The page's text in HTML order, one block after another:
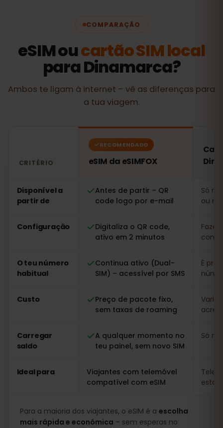
COMPARAÇÃO
eSIM oucartão SIM local
para Dinamarca?
Ambos te ligam à internet – vê as diferenças para
a tua viagem.
CRITÉRIO
RECOMENDADO
eSIM da eSIMFOX
Disponível a
partir de
Antes de partir – QR
code logo por e-mail
Só
ou
Configuração
Digitaliza o QR code,
ativo em 2 minutos
com
O teu número
habitual
Continua ativo (Dual-
SIM) – acessível por SMS
É
Custo
Preço de pacote fixo,
sem taxas de roaming
Carregar
saldo
A qualquer momento no
teu painel, sem novo SIM
Só
Ideal para
Viajantes com telemóvel
compatível com eSIM
Para a maioria dos viajantes, o eSIM é a escolha
mais rápida e económica – sem esperas no